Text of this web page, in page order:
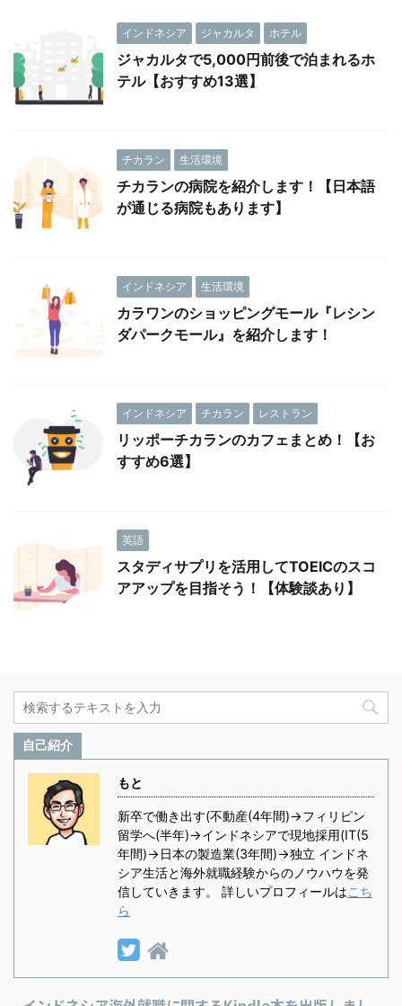
インドネシア ジャカルタ ホテル
ジャカルタで5,000円前後で泊まれるホ
テル【おすすめ13選】
チカラン 生活環境
チカランの病院を紹介します！【日本語
が通じる病院もあります】
インドネシア 生活環境
カラワンのショッピングモール『レシン
ダパークモール』を紹介します！
インドネシア チカラン レストラン
リッポーチカランのカフェまとめ！【お
すすめ6選】
英語
スタディサプリを活用してTOEICのスコ
アアップを目指そう！【体験談あり】
自己紹介
もと
新卒で働き出す(不動産(4年間)→フィリピン
留学へ(半年)→インドネシアで現地採用(IT(5
年間)→日本の製造業(3年間)→独立 インドネ
シア生活と海外就職経験からのノウハウを発
信していきます。 詳しいプロフィールはこち
ら